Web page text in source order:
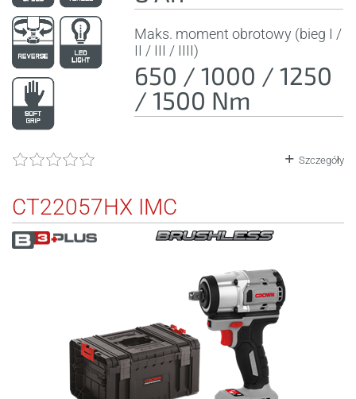
Maks. moment obrotowy (bieg I /
II / III / IIII)
650 / 1000 / 1250
/ 1500 Nm
Szczegóły
CT22057HX IMC